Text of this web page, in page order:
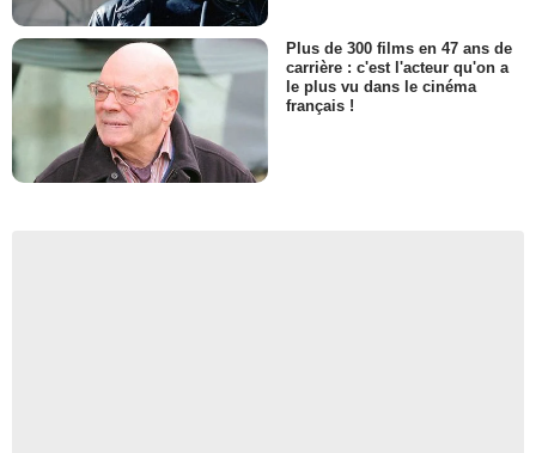
Plus de 300 films en 47 ans de
carrière : c'est l'acteur qu'on a
le plus vu dans le cinéma
français !